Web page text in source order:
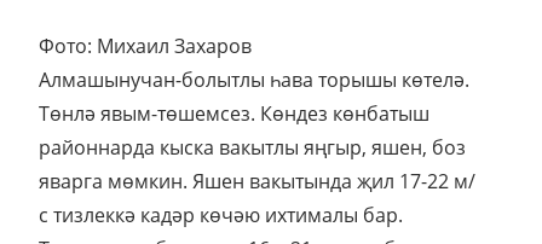
Фото: Михаил Захаров
Алмашынучан-болытлы һава торышы көтелә.
Төнлә явым-төшемсез. Көндез көнбатыш
районнарда кыска вакытлы яңгыр, яшен, боз
яварга мөмкин. Яшен вакытында җил 17-22 м/
с тизлеккә кадәр көчәю ихтималы бар.